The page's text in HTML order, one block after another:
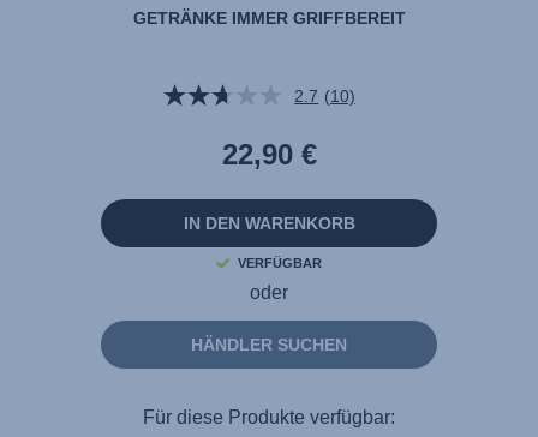
GETRÄNKE IMMER GRIFFBEREIT
2.7 10
derselben
Seite.
(10)
22,90 €
IN DEN WARENKORB
VERFÜGBAR
oder
HÄNDLER SUCHEN
Für diese Produkte verfügbar: